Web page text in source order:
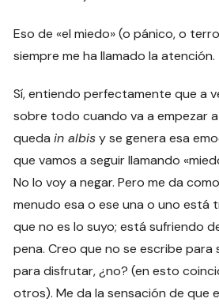
Eso de «el miedo» (o pánico, o
siempre me ha llamado la atención.
Sí, entiendo perfectamente que a
sobre todo cuando va a empezar
quedain albisy se genera esa
que vamos a seguir llamando
No lo voy a negar. Pero me da
menudo esa o ese una o uno está
que no es lo suyo; está sufriendo
pena. Creo que no se escribe para
para disfrutar, ¿no? (en esto
otros). Me da la sensación de que